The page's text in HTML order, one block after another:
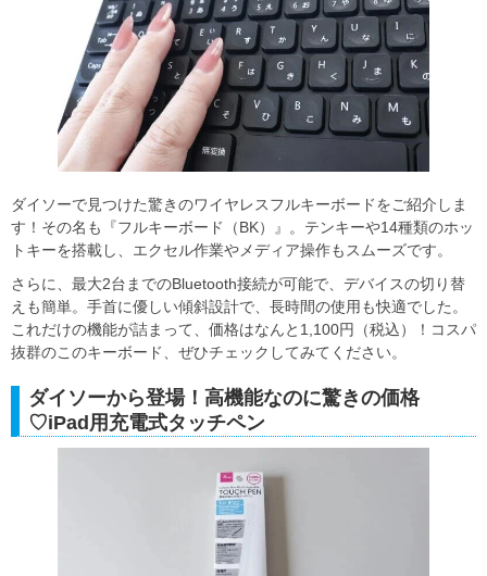
ダイソーで見つけた驚きのワイヤレスフルキーボードをご紹介しま
す！その名も『フルキーボード（BK）』。テンキーや14種類のホッ
トキーを搭載し、エクセル作業やメディア操作もスムーズです。
さらに、最大2台までのBluetooth接続が可能で、デバイスの切り替
えも簡単。手首に優しい傾斜設計で、長時間の使用も快適でした。
これだけの機能が詰まって、価格はなんと1,100円（税込）！コスパ
抜群のこのキーボード、ぜひチェックしてみてください。
ダイソーから登場！高機能なのに驚きの価格
♡iPad用充電式タッチペン